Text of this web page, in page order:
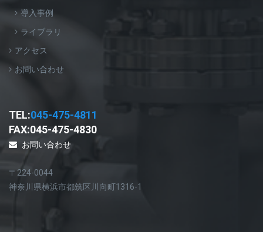
導入事例
ライブラリ
アクセス
お問い合わせ
TEL:045-475-4811
FAX:045-475-4830
お問い合わせ
〒224-0044
神奈川県横浜市都筑区川向町1316-1